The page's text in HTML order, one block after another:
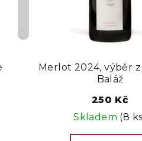
CZ
Merlot 2024, výběr
Baláž
250 Kč
Skladem (8